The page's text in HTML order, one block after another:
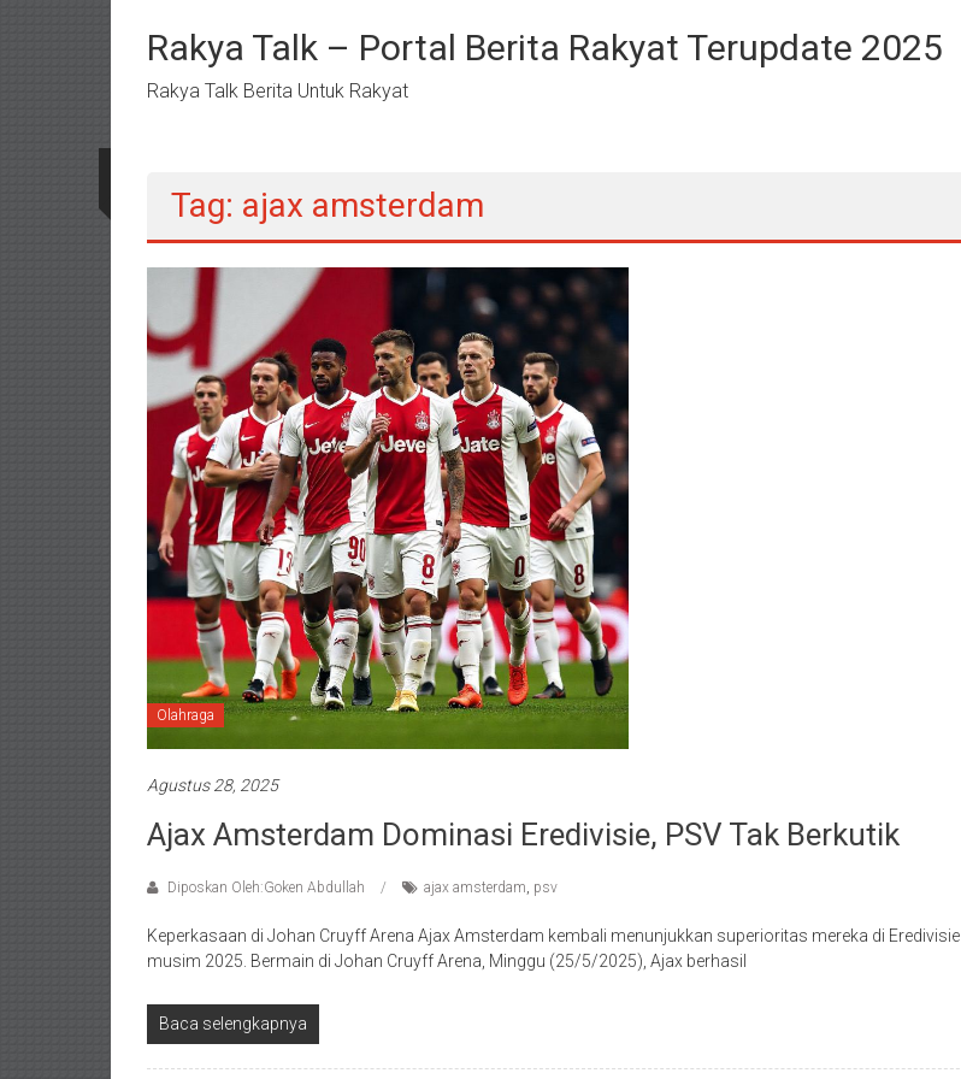
kontenRakya Talk – Portal Berita Rakyat Terupdate 2025
Rakya Talk Berita Untuk Rakyat
Tag: ajax amsterdam
Olahraga
Agustus 28, 2025
Ajax Amsterdam Dominasi Eredivisie, PSV Tak Berkutik
Diposkan Oleh:Goken Abdullah ajax amsterdam, psv
Keperkasaan di Johan Cruyff Arena Ajax Amsterdam kembali menunjukkan superioritas mereka di Eredivisie
musim 2025. Bermain di Johan Cruyff Arena, Minggu (25/5/2025), Ajax berhasil
Baca selengkapnya